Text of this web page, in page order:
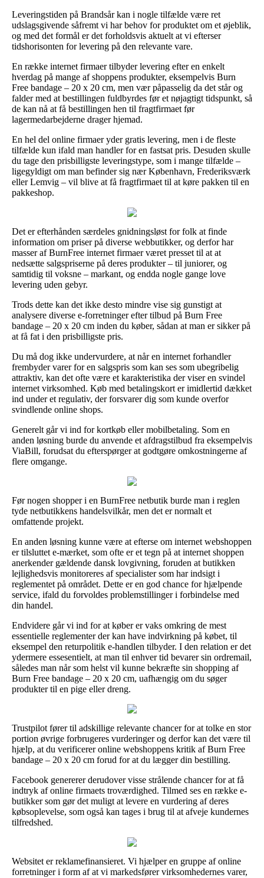
Leveringstiden på Brandsår kan i nogle tilfælde være ret
udslagsgivende såfremt vi har behov for produktet om et øjeblik,
og med det formål er det forholdsvis aktuelt at vi efterser
tidshorisonten for levering på den relevante vare.
En række internet firmaer tilbyder levering efter en enkelt
hverdag på mange af shoppens produkter, eksempelvis Burn
Free bandage – 20 x 20 cm, men vær påpasselig da det står og
falder med at bestillingen fuldbyrdes før et nøjagtigt tidspunkt, så
de kan nå at få bestillingen hen til fragtfirmaet før
lagermedarbejderne drager hjemad.
En hel del online firmaer yder gratis levering, men i de fleste
tilfælde kun ifald man handler for en fastsat pris. Desuden skulle
du tage den prisbilligste leveringstype, som i mange tilfælde –
ligegyldigt om man befinder sig nær København, Frederiksværk
eller Lemvig – vil blive at få fragtfirmaet til at køre pakken til en
pakkeshop.
Det er efterhånden særdeles gnidningsløst for folk at finde
information om priser på diverse webbutikker, og derfor har
masser af BurnFree internet firmaer været presset til at at
nedsætte salgspriserne på deres produkter – til juniorer, og
samtidig til voksne – markant, og endda nogle gange love
levering uden gebyr.
Trods dette kan det ikke desto mindre vise sig gunstigt at
analysere diverse e-forretninger efter tilbud på Burn Free
bandage – 20 x 20 cm inden du køber, sådan at man er sikker på
at få fat i den prisbilligste pris.
Du må dog ikke undervurdere, at når en internet forhandler
frembyder varer for en salgspris som kan ses som ubegribelig
attraktiv, kan det ofte være et karakteristika der viser en svindel
internet virksomhed. Køb med betalingskort er imidlertid dækket
ind under et regulativ, der forsvarer dig som kunde overfor
svindlende online shops.
Generelt går vi ind for kortkøb eller mobilbetaling. Som en
anden løsning burde du anvende et afdragstilbud fra eksempelvis
ViaBill, forudsat du efterspørger at godtgøre omkostningerne af
flere omgange.
Før nogen shopper i en BurnFree netbutik burde man i reglen
tyde netbutikkens handelsvilkår, men det er normalt et
omfattende projekt.
En anden løsning kunne være at efterse om internet webshoppen
er tilsluttet e-mærket, som ofte er et tegn på at internet shoppen
anerkender gældende dansk lovgivning, foruden at butikken
lejlighedsvis monitoreres af specialister som har indsigt i
reglementet på området. Dette er en god chance for hjælpende
service, ifald du forvoldes problemstillinger i forbindelse med
din handel.
Endvidere går vi ind for at køber er vaks omkring de mest
essentielle reglementer der kan have indvirkning på købet, til
eksempel den returpolitik e-handlen tilbyder. I den relation er det
ydermere essesentielt, at man til enhver tid bevarer sin ordremail,
således man når som helst vil kunne bekræfte sin shopping af
Burn Free bandage – 20 x 20 cm, uafhængig om du søger
produkter til en pige eller dreng.
Trustpilot fører til adskillige relevante chancer for at tolke en stor
portion øvrige forbrugeres vurderinger og derfor kan det være til
hjælp, at du verificerer online webshoppens kritik af Burn Free
bandage – 20 x 20 cm forud for at du lægger din bestilling.
Facebook genererer derudover visse strålende chancer for at få
indtryk af online firmaets troværdighed. Tilmed ses en række e-
butikker som gør det muligt at levere en vurdering af deres
købsoplevelse, som også kan tages i brug til at afveje kundernes
tilfredshed.
Websitet er reklamefinansieret. Vi hjælper en gruppe af online
forretninger i form af at vi markedsfører virksomhedernes varer,